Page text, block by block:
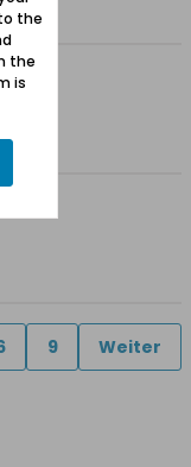
9 Weiter
the
the
is